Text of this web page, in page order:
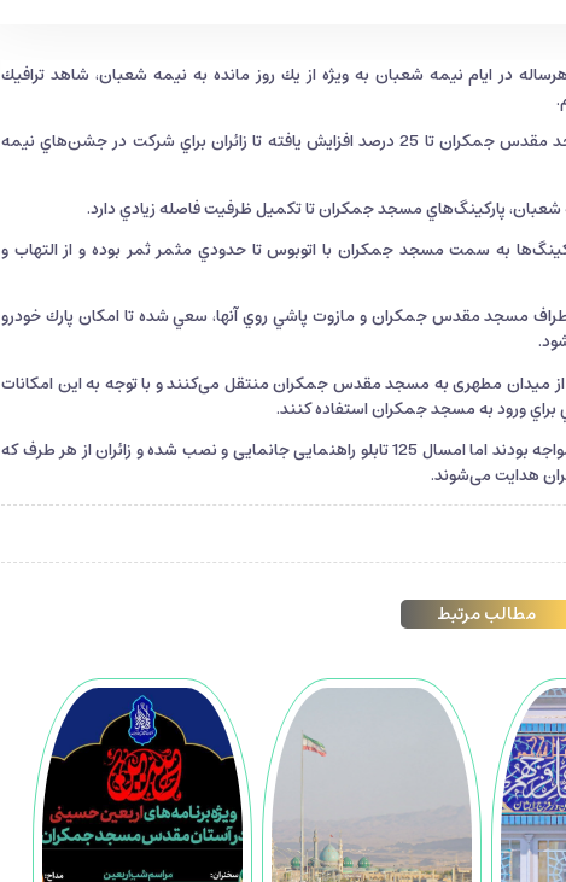
در ايام نيمه شعبان به ويژه از يك روز مانده به نيمه شعبان، شاهد ترافيك
امسال و براساس تدابير اتخاذ شده، وسعت پاركينگ‌هاي مسجد مقدس جمكران تا 25 درصد افزايش يافته تا زائران براي شركت در جشن‌هاي نيمه
شعبان، پاركينگ‌هاي مسجد جمكران تا تكميل ظرفيت فاصله زيادي دارد.
به سمت مسجد جمكران با اتوبوس تا حدودي مثمر ثمر بوده و از التهاب و
پارک خودروها در اطراف مسجد مقدس جمکران و مازوت پاشي روي آنها، سعي شده تا امكان پارك خودرو
دستگاه اتوبوس، زائران را از میدان مطهری به مسجد مقدس جمکران منتقل می‌کنند و با توجه به اين امكانات
ورود به مسجد جمكران استفاده كنند.
در گذشته، زائران براي تشرف به مسجد جمكران با مشكلاتي مواجه بودند اما امسال 125 تابلو راهنمایی جانمایی و نصب شده و زائران از هر طرف که
هدایت می‌شوند.
مطالب مرتبط